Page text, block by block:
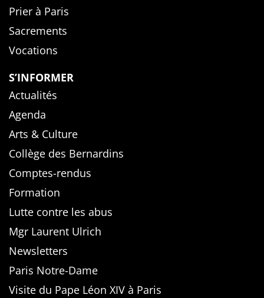
Prier à Paris
Sacrements
Vocations
S’INFORMER
Actualités
Agenda
Arts & Culture
Collège des Bernardins
Comptes-rendus
Formation
Lutte contre les abus
Mgr Laurent Ulrich
Newsletters
Paris Notre-Dame
Visite du Pape Léon XIV à Paris